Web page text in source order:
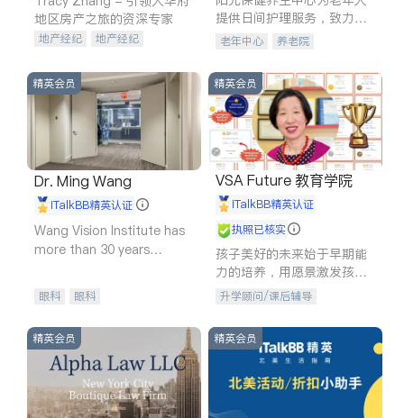
地区房产之旅的资深专家
地产经纪
地产经纪
商铺租售
开发商建商
提供日间护理服务，致力于
通过持续的护理创新来有效
老年中心 养老院
精英会员
Dr. Ming Wang
iTalkBB精英认证
Wang Vision Institute has
more than 30 years
眼科 眼科
精英会员
VSA Future 教育学院
iTalkBB精英认证
执照已核实
孩子美好的未来始于早期能
力的培养，用愿景激发孩子
的学习潜力和动力。理念：
拥有成长型心态是成功的基
石。
升学顾问/课后辅导
精英会员 精英会员